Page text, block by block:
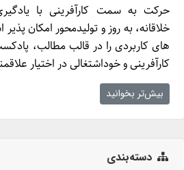
حرکت به سمت کارآفرینی با
های کاربردی را در قالب مطالب،
کارآفرینی و خوداشتغالی در اختیار
بیش‌تر بخوانید
دسته‌بندی